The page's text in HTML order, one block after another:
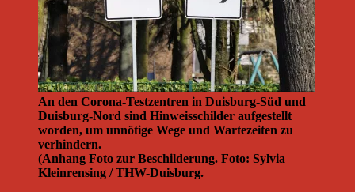
An den Corona-Testzentren in Duisburg-Süd und
Duisburg-Nord sind Hinweisschilder aufgestellt
worden, um unnötige Wege und Wartezeiten zu
verhindern.
(Anhang Foto zur Beschilderung. Foto: Sylvia
Kleinrensing / THW-Duisburg.